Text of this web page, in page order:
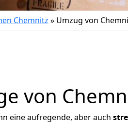
Chemnitz » Umzug von
von
eine aufregende, aber auch